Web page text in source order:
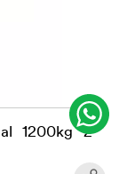
1200kg 2